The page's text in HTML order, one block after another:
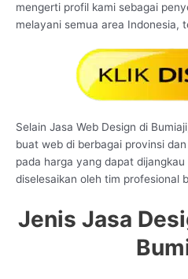
mengerti profil kami sebagai
melayani semua area Indonesia,
Selain Jasa Web Design di
buat web di berbagai provinsi
pada harga yang dapat
diselesaikan oleh tim profesional
Jenis Jasa